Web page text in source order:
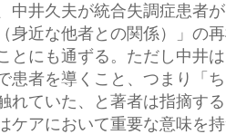
中井久夫が統合失調症患者
身近な他者との関係）」の
とにも通ずる。ただし中井
患者を導くこと、つまり「
れていた、と著者は指摘す
ケアにおいて重要な意味を